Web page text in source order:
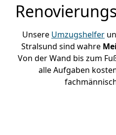
Unsere Umzugshelfer
Stralsund sind wahre
Von der Wand bis zum
alle Aufgaben